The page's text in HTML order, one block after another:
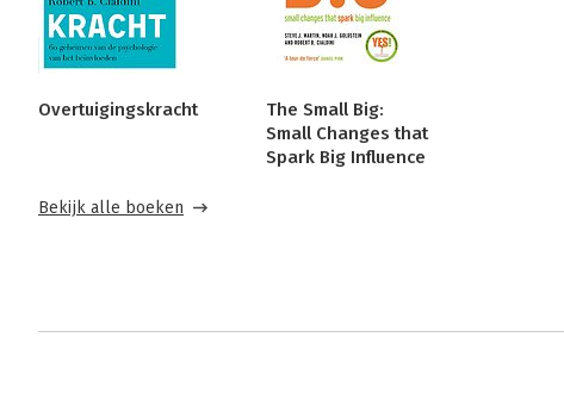
Overtuigingskracht
The Small Big:
Small Changes that
Spark Big Influence
Bekijk alle boeken